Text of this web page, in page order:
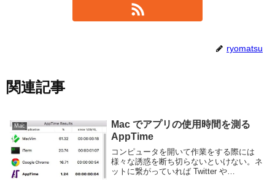
ryomatsu
関連記事
Mac
Mac でアプリの使用時間を測る
AppTime
コンピュータを開いて作業をする際には
様々な誘惑を断ち切らないといけない。ネ
ットに繋がっていれば Twitter や